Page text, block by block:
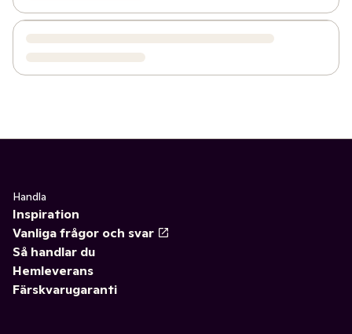
Handla
Inspiration
Vanliga frågor och svar
Så handlar du
Hemleverans
Färskvarugaranti